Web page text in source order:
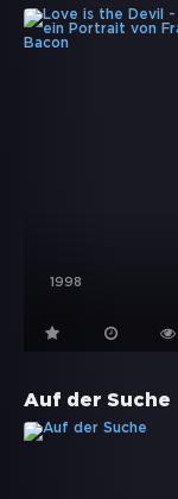
1998
Auf der Suche